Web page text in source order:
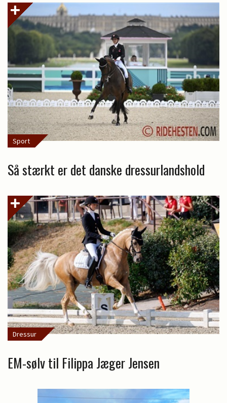
Sport
Så stærkt er det danske dressurlandshold
Dressur
EM-sølv til Filippa Jæger Jensen